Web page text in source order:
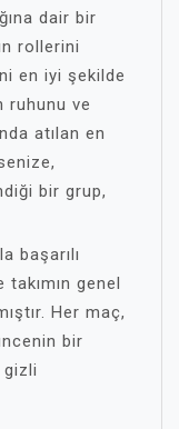
dair bir
rollerini
en iyi şekilde
ruhunu ve
atılan en
bir grup,
başarılı
genel
Her maç,
bir
gizli